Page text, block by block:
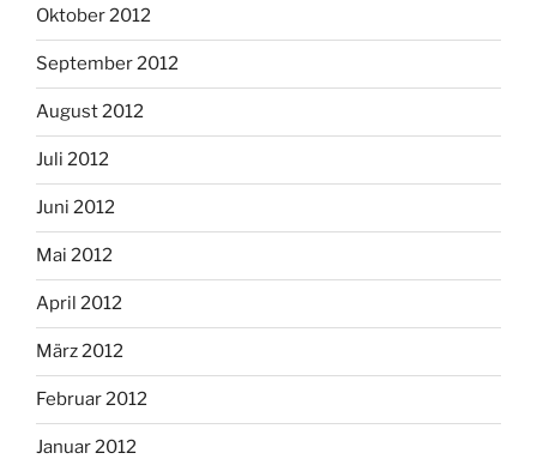
Oktober 2012
September 2012
August 2012
Juli 2012
Juni 2012
Mai 2012
April 2012
März 2012
Februar 2012
Januar 2012